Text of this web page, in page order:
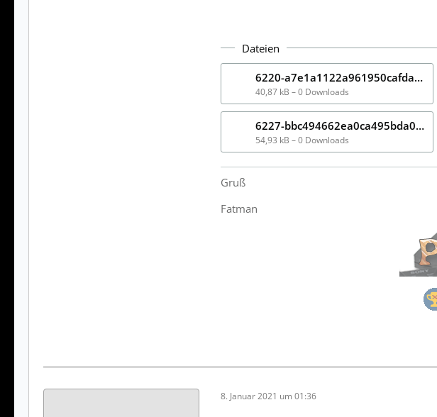
Dateien
6220-a7e1a1122a961950cafda01794107d29.png
40,87 kB – 0 Downloads
6227-bbc494662ea0ca495bda0a8112886b64.png
54,93 kB – 0 Downloads
Gruß
Fatman
8. Januar 2021 um 01:36